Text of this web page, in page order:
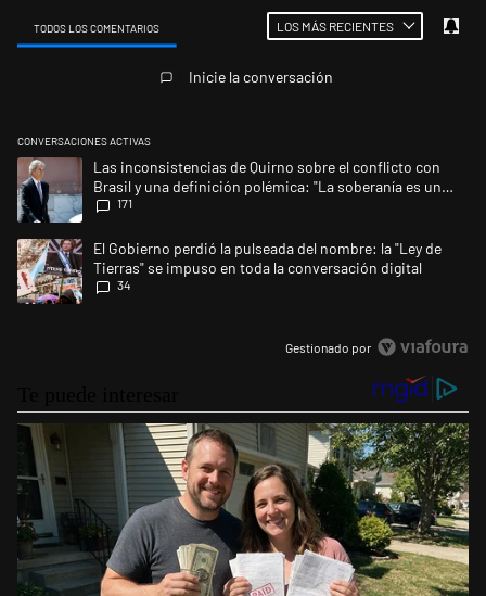
TODOS LOS COMENTARIOS LOS MÁS RECIENTES
Inicie la conversación
CONVERSACIONES ACTIVAS
Este listado muestra los artículos con más comentarios en los últimos
Un artículo de tendencia con el título "Las inconsistencias de Quirno
Las inconsistencias de Quirno sobre el conflicto con
Brasil y una definición polémica: "La soberanía es un
concepto antiguo"
171
Un artículo de tendencia con el título "El Gobierno perdió la pulseada
El Gobierno perdió la pulseada del nombre: la "Ley de
Tierras" se impuso en toda la conversación digital
34
Gestionado por